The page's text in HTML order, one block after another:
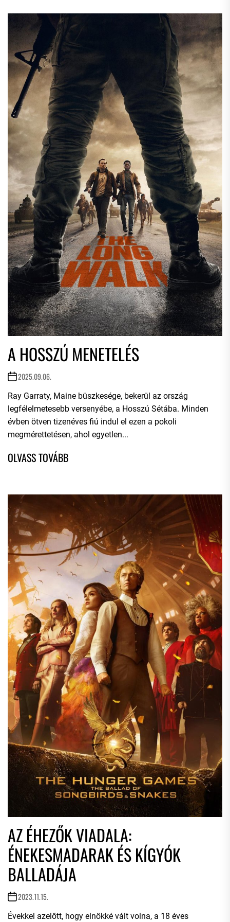
A HOSSZÚ MENETELÉS
2025.09.06.
Ray Garraty, Maine büszkesége, bekerül az ország
legfélelmetesebb versenyébe, a Hosszú Sétába. Minden
évben ötven tizenéves fiú indul el ezen a pokoli
megmérettetésen, ahol egyetlen...
AZ ÉHEZŐK VIADALA:
ÉNEKESMADARAK ÉS KÍGYÓK
BALLADÁJA
2023.11.15.
Évekkel azelőtt, hogy elnökké vált volna, a 18 éves